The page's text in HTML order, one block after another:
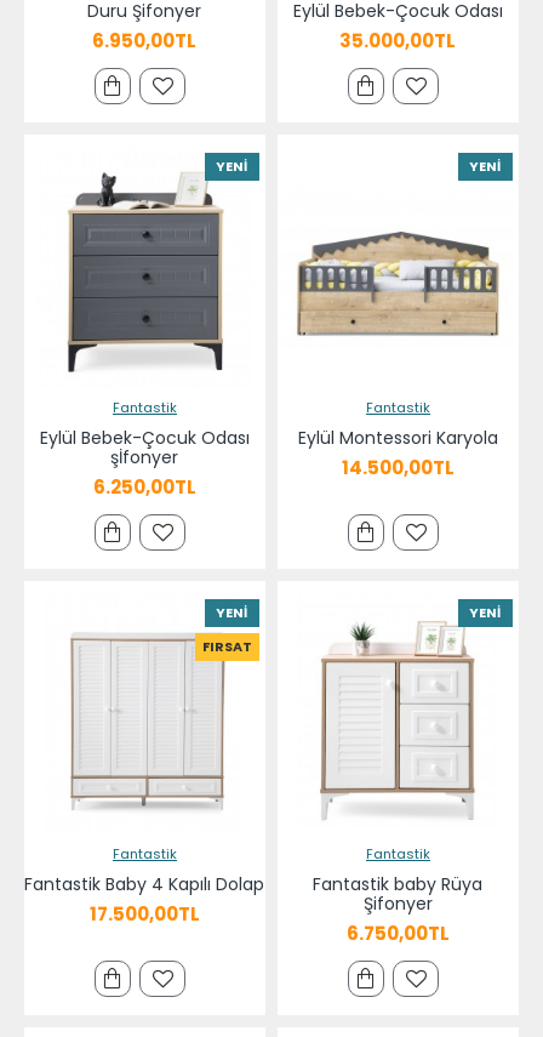
Duru Şifonyer
6.950,00TL
Eylül Bebek-Çocuk Odası
35.000,00TL
YENI
Fantastik
Eylül Bebek-Çocuk Odası
şİfonyer
6.250,00TL
YENI
Fantastik
Eylül Montessori Karyola
14.500,00TL
YENI
FIRSAT
Fantastik
Fantastik Baby 4 Kapılı Dolap
17.500,00TL
YENI
Fantastik
Fantastik baby Rüya
Şifonyer
6.750,00TL